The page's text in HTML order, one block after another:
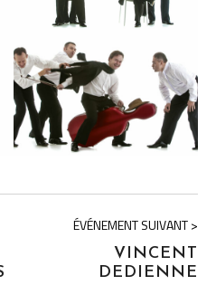
ÉVÉNEMENT SUIVANT >
VINCENT
DEDIENNE